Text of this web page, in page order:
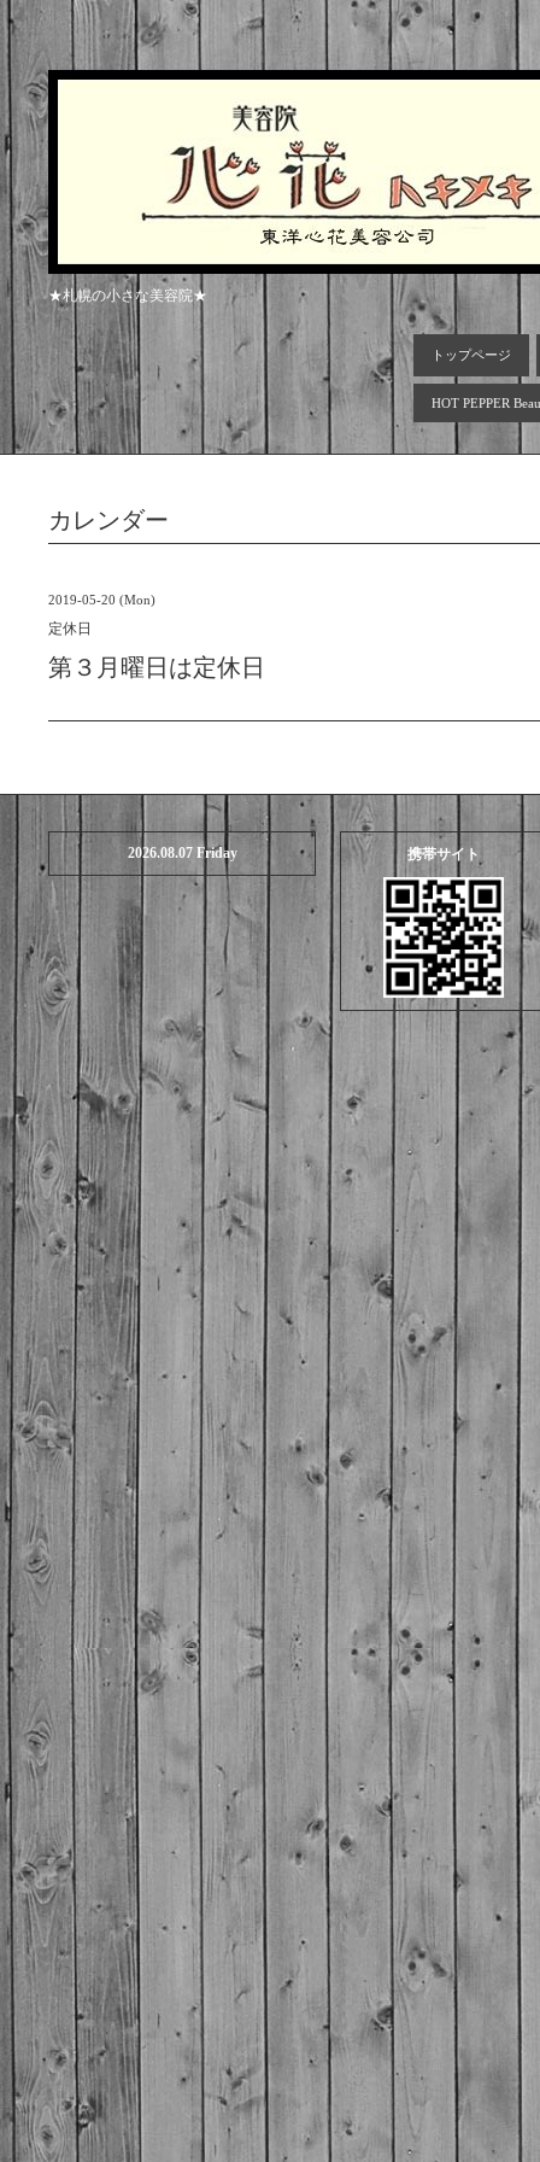
★札幌の小さな美容院★
トップページ
HOT PEPPER
カレンダー
2019-05-20 (Mon)
定休日
第３月曜日は定休日
2026.08.07 Friday 携帯サイト